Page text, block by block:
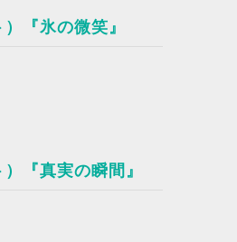
『氷の微笑』
『真実の瞬間』